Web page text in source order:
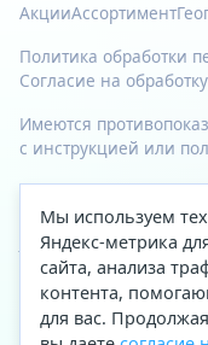
АкцииАссортимент
Политика обработки
Согласие на
Имеются
с инструкцией или
© 2023—2026 Все
Адрес
Архангельск, ул.
автоцентра «Тойота»)
Мы используем
Яндекс-метрика
сайта, анализа
контента,
для вас.